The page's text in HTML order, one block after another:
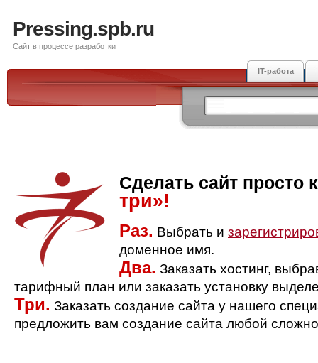
Pressing.spb.ru
Сайт в процессе разработки
IT-работа
Сделать сайт просто
три»!
Раз. Выбрать и
доменное имя.
Два. Заказать хостинг,
тарифный план или заказать установку
Три. Заказать создание сайта у нашего
предложить вам создание сайта любой